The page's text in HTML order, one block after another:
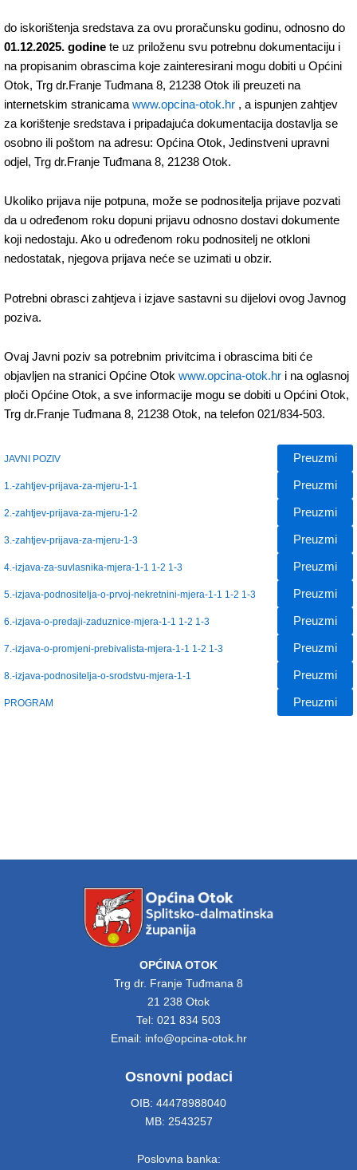
do iskorištenja sredstava za ovu proračunsku godinu, odnosno do
01.12.2025. godine te uz priloženu svu potrebnu dokumentaciju i
na propisanim obrascima koje zainteresirani mogu dobiti u Općini
Otok, Trg dr.Franje Tuđmana 8, 21238 Otok ili preuzeti na
internetskim stranicama www.opcina-otok.hr , a ispunjen zahtjev
za korištenje sredstava i pripadajuća dokumentacija dostavlja se
osobno ili poštom na adresu: Općina Otok, Jedinstveni upravni
odjel, Trg dr.Franje Tuđmana 8, 21238 Otok.
Ukoliko prijava nije potpuna, može se podnositelja prijave pozvati
da u određenom roku dopuni prijavu odnosno dostavi dokumente
koji nedostaju. Ako u određenom roku podnositelj ne otkloni
nedostatak, njegova prijava neće se uzimati u obzir.
Potrebni obrasci zahtjeva i izjave sastavni su dijelovi ovog Javnog
poziva.
Ovaj Javni poziv sa potrebnim privitcima i obrascima biti će
objavljen na stranici Općine Otok www.opcina-otok.hr i na oglasnoj
ploči Općine Otok, a sve informacije mogu se dobiti u Općini Otok,
Trg dr.Franje Tuđmana 8, 21238 Otok, na telefon 021/834-503.
JAVNI POZIV Preuzmi
1.-zahtjev-prijava-za-mjeru-1-1 Preuzmi
2.-zahtjev-prijava-za-mjeru-1-2 Preuzmi
3.-zahtjev-prijava-za-mjeru-1-3 Preuzmi
4.-izjava-za-suvlasnika-mjera-1-1 1-2 1-3 Preuzmi
5.-izjava-podnositelja-o-prvoj-nekretnini-mjera-1-1 1-2 1-3 Preuzmi
6.-izjava-o-predaji-zaduznice-mjera-1-1 1-2 1-3 Preuzmi
7.-izjava-o-promjeni-prebivalista-mjera-1-1 1-2 1-3 Preuzmi
8.-izjava-podnositelja-o-srodstvu-mjera-1-1 Preuzmi
PROGRAM Preuzmi
OPĆINA OTOK
Trg dr. Franje Tuđmana 8
21 238 Otok
Tel: 021 834 503
Email: info@opcina-otok.hr
Osnovni podaci
OIB: 44478988040
MB: 2543257
Poslovna banka: